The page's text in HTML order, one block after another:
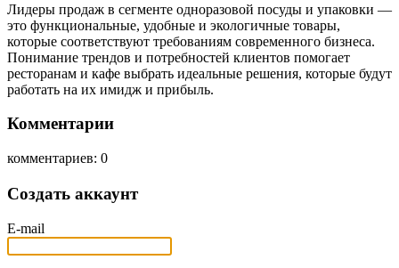
Лидеры продаж в сегменте одноразовой посуды и упаковки —
это функциональные, удобные и экологичные товары,
которые соответствуют требованиям современного бизнеса.
Понимание трендов и потребностей клиентов помогает
ресторанам и кафе выбрать идеальные решения, которые будут
работать на их имидж и прибыль.
Комментарии
комментариев: 0
Создать аккаунт
E-mail